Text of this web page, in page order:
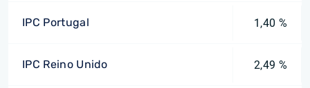
IPC Portugal 1,40 %
IPC Reino Unido 2,49 %